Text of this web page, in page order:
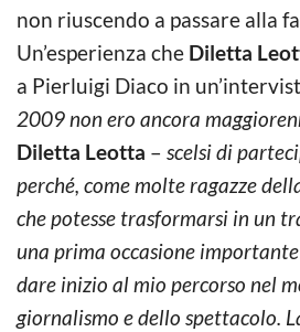
non riuscendo a passare alla
Un’esperienza che Diletta
a Pierluigi Diaco in
2009 non ero ancora
Diletta Leotta – scelsi di
perché, come molte ragazze
che potesse trasformarsi in un
una prima occasione
dare inizio al mio percorso nel
giornalismo e dello spettacolo.